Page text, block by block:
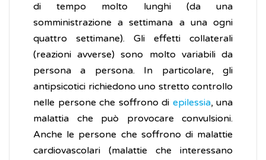
di tempo molto lunghi (da una
somministrazione a settimana a una ogni
quattro settimane). Gli effetti collaterali
(reazioni avverse) sono molto variabili da
persona a persona. In particolare, gli
antipsicotici richiedono uno stretto controllo
nelle persone che soffrono di epilessia, una
malattia che può provocare convulsioni.
Anche le persone che soffrono di malattie
cardiovascolari (malattie che interessano